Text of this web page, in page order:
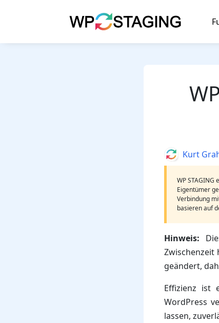
WP
Eigentümer
Verbindung
basieren auf
Hinweis:
Zwischenzeit
geändert,
Effizienz ist
WordPress
lassen,
AuthorKurt